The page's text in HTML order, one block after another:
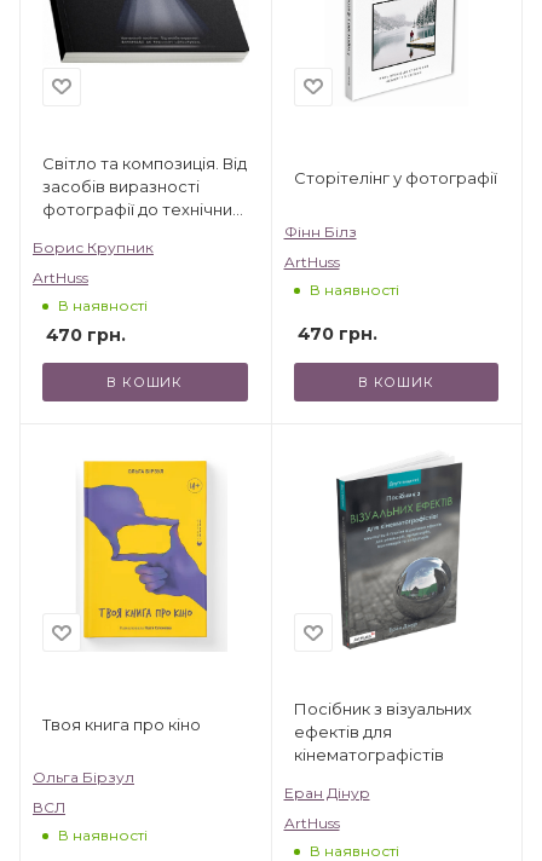
Світло та композиція. Від
засобів виразності
фотографії до технічних
Борис Крупник
ArtHuss
В наявності
470 грн.
В КОШИК
Сторітелінг у фотографії
Фінн Білз
ArtHuss
В наявності
470грн.
В КОШИК
Твоя книга про кіно
Ольга Бірзул
ВСЛ
В наявності
Посібник з візуальних
ефектів для
кінематографістів
Еран Дінур
ArtHuss
В наявності